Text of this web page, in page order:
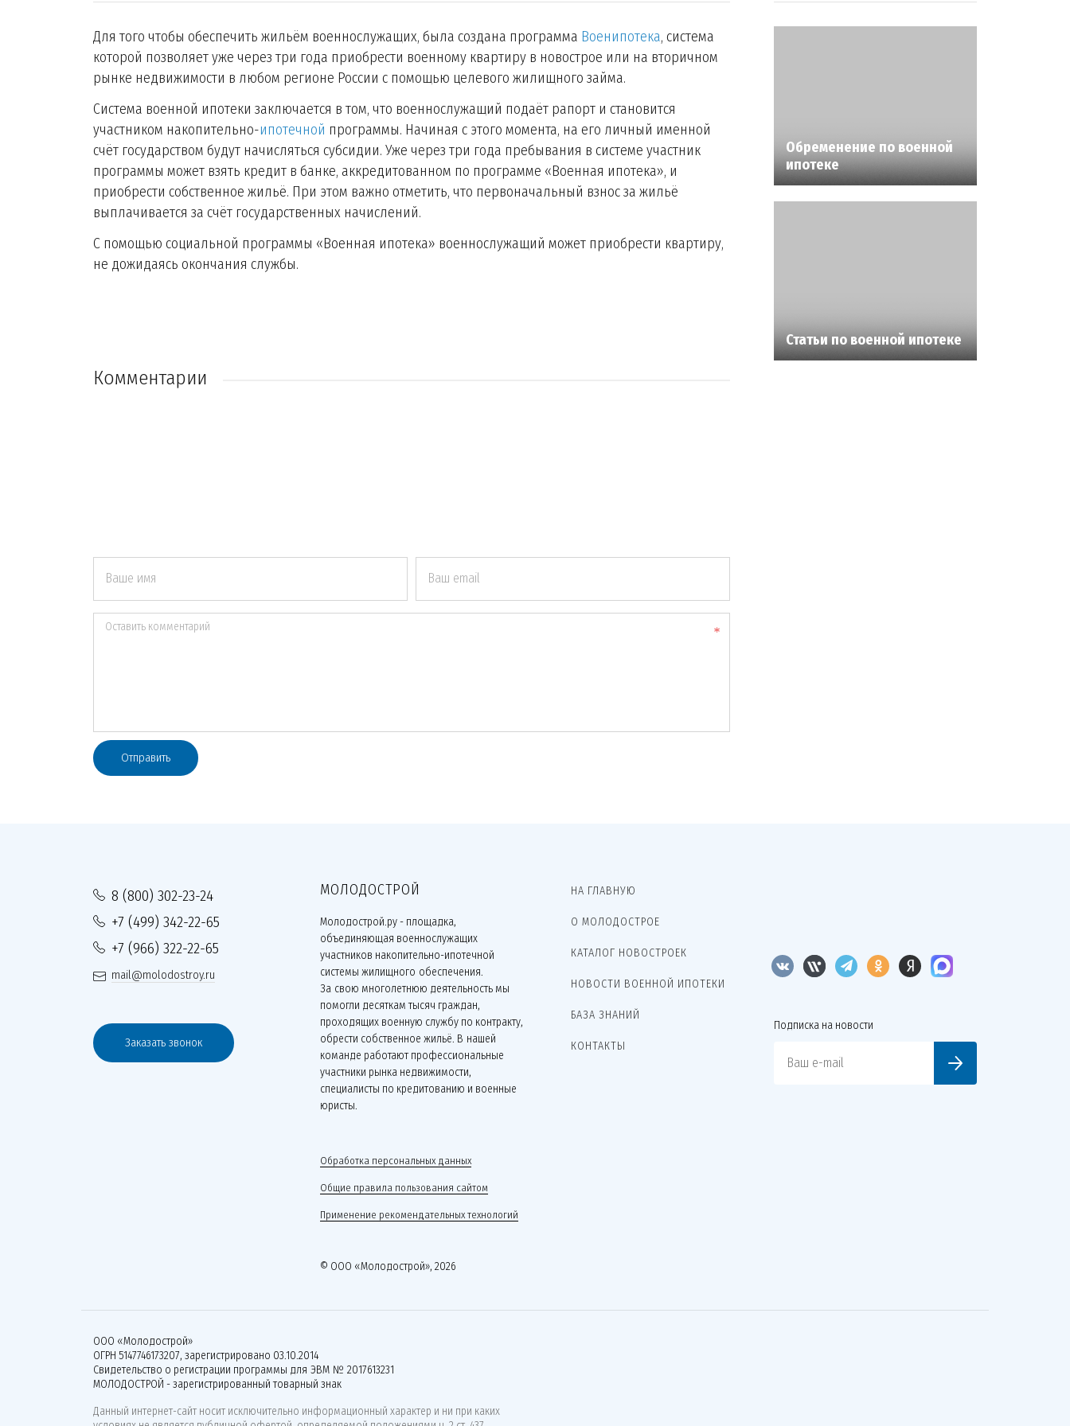
Для того чтобы обеспечить жильём военнослужащих, была создана программа Военипотека, система
которой позволяет уже через три года приобрести военному квартиру в новострое или на вторичном
рынке недвижимости в любом регионе России с помощью целевого жилищного займа.
Система военной ипотеки заключается в том, что военнослужащий подаёт рапорт и становится
участником накопительно-ипотечной программы. Начиная с этого момента, на его личный именной
счёт государством будут начисляться субсидии. Уже через три года пребывания в системе участник
программы может взять кредит в банке, аккредитованном по программе «Военная ипотека», и
приобрести собственное жильё. При этом важно отметить, что первоначальный взнос за жильё
выплачивается за счёт государственных начислений.
С помощью социальной программы «Военная ипотека» военнослужащий может приобрести квартиру,
не дожидаясь окончания службы.
Комментарии
Ваше имя Ваш email
Оставить комментарий
Отправить
Обременение по военной
ипотеке
Статьи по военной ипотеке
8 (800) 302-23-24
+7 (499) 342-22-65
+7 (966) 322-22-65
mail@molodostroy.ru
Заказать звонок
МОЛОДОСТРОЙ
Молодострой.ру - площадка,
объединяющая военнослужащих
участников накопительно-ипотечной
системы жилищного обеспечения.
За свою многолетнюю деятельность мы
помогли десяткам тысяч граждан,
проходящих военную службу по контракту,
обрести собственное жильё. В нашей
команде работают профессиональные
участники рынка недвижимости,
специалисты по кредитованию и военные
юристы.
Обработка персональных данных
Общие правила пользования сайтом
Применение рекомендательных технологий
© ООО «Молодострой», 2026
НА ГЛАВНУЮ
О МОЛОДОСТРОЕ
КАТАЛОГ НОВОСТРОЕК
НОВОСТИ ВОЕННОЙ ИПОТЕКИ
БАЗА ЗНАНИЙ
КОНТАКТЫ
Подписка на новости
Ваш e-mail
ООО «Молодострой»
ОГРН 5147746173207, зарегистрировано 03.10.2014
Свидетельство о регистрации программы для ЭВМ № 2017613231
МОЛОДОСТРОЙ - зарегистрированный товарный знак
Данный интернет-сайт носит исключительно информационный характер и ни при каких